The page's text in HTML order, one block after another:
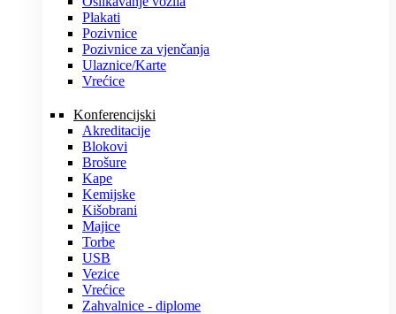
Plakati
Pozivnice
Pozivnice za vjenčanja
Ulaznice/Karte
Vrećice
Konferencijski
Akreditacije
Blokovi
Brošure
Kape
Kemijske
Kišobrani
Majice
Torbe
USB
Vezice
Vrećice
Zahvalnice - diplome